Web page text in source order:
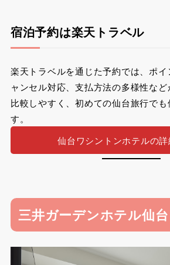
宿泊予約は楽天トラベル
楽天トラベルを通じた予約では、ポ
ャンセル対応、支払方法の多様性な
比較しやすく、初めての仙台旅行で
す。
仙台ワシントンホテルの詳
三井ガーデンホテル仙台